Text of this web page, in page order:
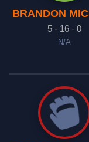
BRANDON
5 - 16 - 0
N/A